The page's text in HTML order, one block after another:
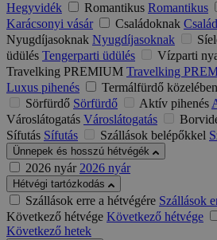
Hegyvidék
Romantikus Romantikus
Karácsonyi vásár
Családoknak
Nyugdíjasoknak Nyugdíjasoknak
üdülés Tengerparti üdülés Vízparti
Travelking PREMIUM Travelking
Luxus pihenés
Termálfürdő közelében
Sörfürdő Sörfürdő Aktív pihenés
Városlátogatás Városlátogatás
Sífutás Sífutás Szállások belépőkkel
Ünnepek és hosszú hétvégék
2026 nyár 2026 nyár
Hétvégi tartózkodás
Szállások erre a hétvégére Szállások
Következő hétvége Következő hétvége
Következő hetek